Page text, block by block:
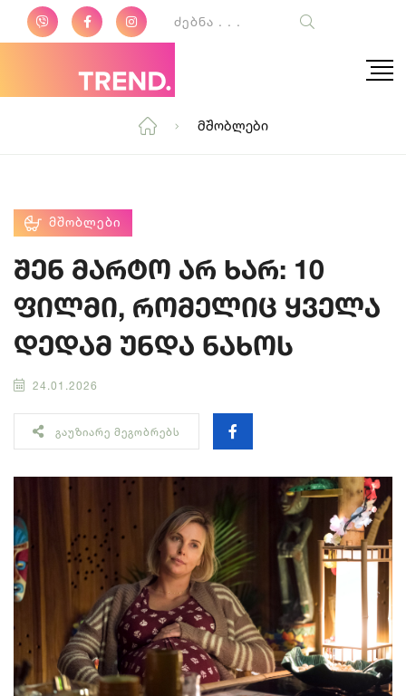
Მშობლები
ᲛᲨᲝᲑᲚᲔᲑᲘ
შენ მარტო არ ხარ: 10
ფილმი, რომელიც ყველა
დედამ უნდა ნახოს
24.01.2026
ᲒᲐᲣᲖᲘᲐᲠᲔ ᲛᲔᲒᲝᲑᲠᲔᲑᲡ